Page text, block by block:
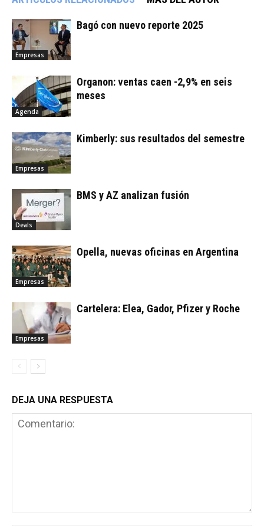
Empresas
Bagó con nuevo reporte 2025
Agenda
Organon: ventas caen -2,9% en seis
meses
Empresas
Kimberly: sus resultados del semestre
Deals
BMS y AZ analizan fusión
Empresas
Opella, nuevas oficinas en Argentina
Empresas
Cartelera: Elea, Gador, Pfizer y Roche
DEJA UNA RESPUESTA